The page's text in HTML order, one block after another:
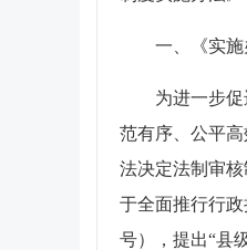
一、《实
为进一步
范有序、公平
法决定法制审
于全面推行行
号），提出“县